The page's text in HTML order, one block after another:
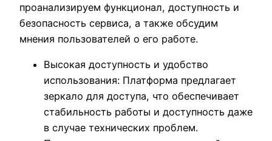
проанализируем функционал, доступность и
безопасность сервиса, а также обсудим
мнения пользователей о его работе.
Высокая доступность и удобство
использования: Платформа предлагает
зеркало для доступа, что обеспечивает
стабильность работы и доступность даже
в случае технических проблем.